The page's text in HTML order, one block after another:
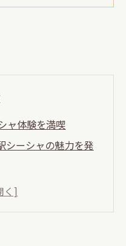
ャ体験を満喫
シーシャの魅力を発
初心者も安心の過ご